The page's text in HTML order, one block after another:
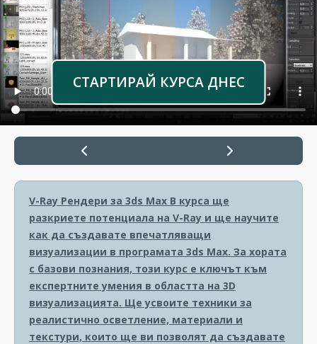
СТАРТИРАЙ КУРСА ДНЕС
V-Ray Рендери за 3ds Max В курса ще
разкриете потенциала на V-Ray и ще научите
как да създавате впечатляващи
визуализации в програмата 3ds Max. За хората
с базови познания, този курс е ключът към
експертните умения в областта на 3D
визуализацията. Ще усвоите техники за
реалистично осветление, материали и
текстури, които ще ви позволят да създавате